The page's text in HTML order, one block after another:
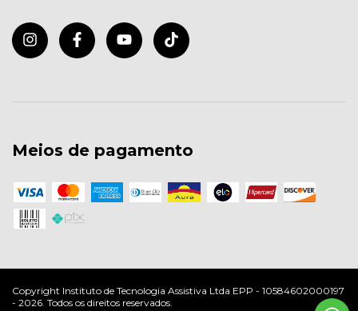
Meios de pagamento
Copyright Instituto de Tecnologia Assistiva Ltda EPP - 10584602000197
- 2026. Todos os direitos reservados.